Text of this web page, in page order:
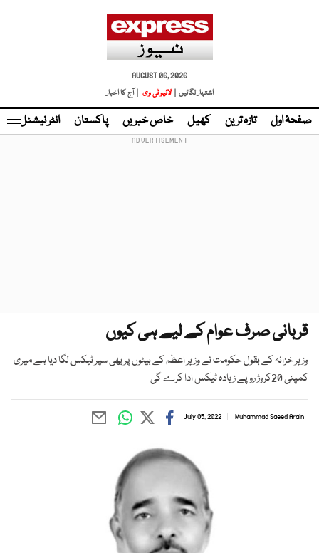
AUGUST 06, 2026
اشتہار لگائیں |
لائیو ٹی وی | آج کا اخبار
صفحۂ اول تازہ ترین کھیل خاص خبریں پاکستان انٹر نیشنل
قربانی صرف عوام کے لیے ہی کیوں
وزیر خزانہ کے بقول حکومت نے وزیر اعظم کے بیٹوں پر بھی سپر ٹیکس لگا دیا ہے میری
کمپنی 20کروڑ روپے زیادہ ٹیکس ادا کرے گی
Muhammad Saeed Arain
July 05, 2022